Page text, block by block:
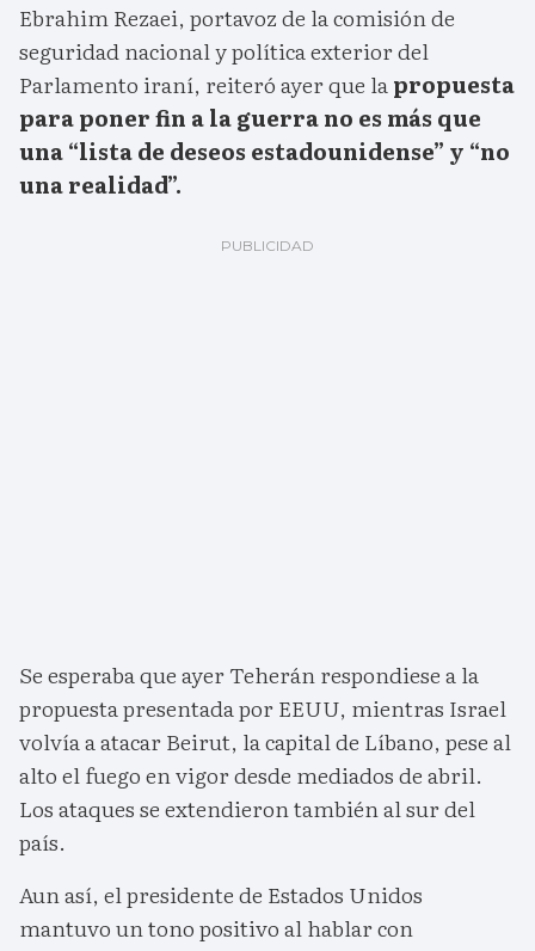
Ebrahim Rezaei, portavoz de la comisión de
seguridad nacional y política exterior del
Parlamento iraní, reiteró ayer que lapropuesta
para poner fin a la guerra no es más que
una “lista de deseos estadounidense” y “no
una realidad”.
Se esperaba que ayer Teherán respondiese a la
propuesta presentada por EEUU, mientras Israel
volvía a atacar Beirut, la capital de Líbano, pese al
alto el fuego en vigor desde mediados de abril.
Los ataques se extendieron también al sur del
país.
Aun así, el presidente de Estados Unidos
mantuvo un tono positivo al hablar con